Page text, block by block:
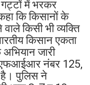
में भरकर
कि किसानों के
किसी भी व्यक्ति
किसान एकता
जारी
एफआईआर नंबर 125,
है। पुलिस ने